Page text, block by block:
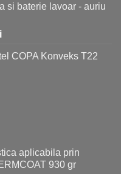
730.00 lei.
si baterie lavoar - auriu
Prețul
este:COPA Konveks T22
aplicabila prin
930 gr